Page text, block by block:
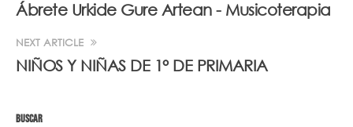
Ábrete Urkide Gure Artean - Musicoterapia
NEXT ARTICLE
NIÑOS Y NIÑAS DE 1° DE PRIMARIA
BUSCAR